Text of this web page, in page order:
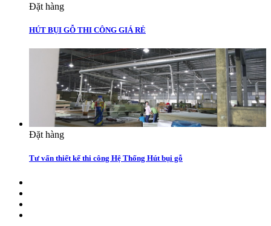
Đặt hàng
HÚT BỤI GỖ THI CÔNG GIÁ RẺ
Đặt hàng
Tư vấn thiết kế thi công Hệ Thống Hút bụi gỗ